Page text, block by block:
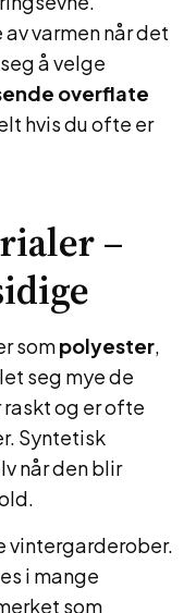
varmen når det
å velge
overflate
hvis du ofte er
–
sompolyester,
seg mye de
og er ofte
Syntetisk
når den blir
vintergarderober.
i mange
som